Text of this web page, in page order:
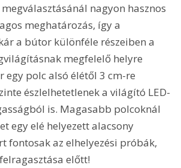
nagyon hasznos
meghatározás, így a
a bútor különféle részeiben a
megfelelő helyre
egy polc alsó élétől 3 cm-re
észlelhetetlenek a világító LED-
is. Magasabb polcoknál
egy elé helyezett alacsony
fontosak az elhelyezési próbák,
előtt!